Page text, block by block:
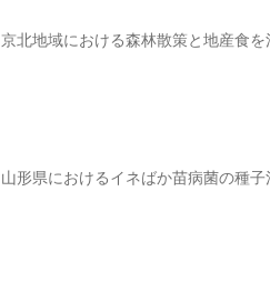
京北地域における森林散策と地産食
山形県におけるイネばか苗病菌の種